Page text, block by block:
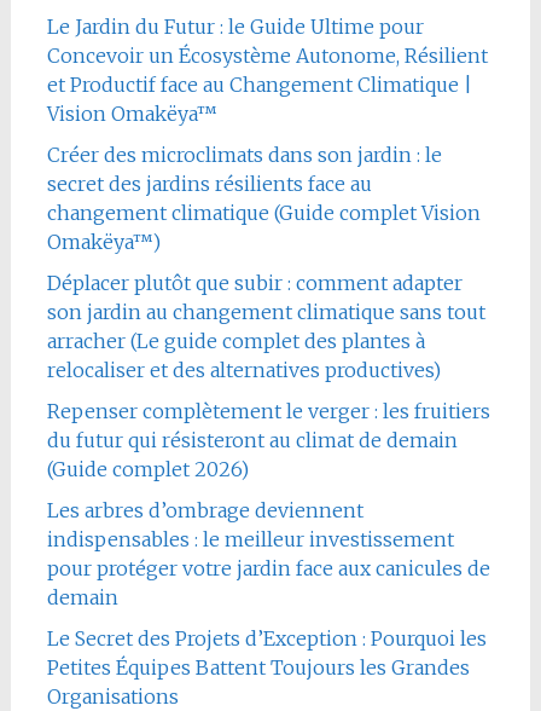
Le Jardin du Futur : le Guide Ultime pour
Concevoir un Écosystème Autonome, Résilient
et Productif face au Changement Climatique |
Vision Omakëya™
Créer des microclimats dans son jardin : le
secret des jardins résilients face au
changement climatique (Guide complet Vision
Omakëya™)
Déplacer plutôt que subir : comment adapter
son jardin au changement climatique sans tout
arracher (Le guide complet des plantes à
relocaliser et des alternatives productives)
Repenser complètement le verger : les fruitiers
du futur qui résisteront au climat de demain
(Guide complet 2026)
Les arbres d’ombrage deviennent
indispensables : le meilleur investissement
pour protéger votre jardin face aux canicules de
demain
Le Secret des Projets d’Exception : Pourquoi les
Petites Équipes Battent Toujours les Grandes
Organisations